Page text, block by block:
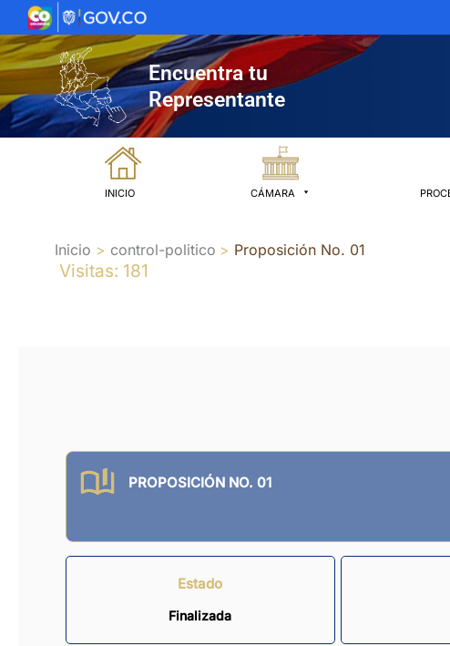
al
contenido
Encuentra tu
Representante
INICIO CÁMARA
Inicio control-politico Proposición No. 01
Visitas: 181
PROPOSICIÓN NO. 01
Estado
Finalizada